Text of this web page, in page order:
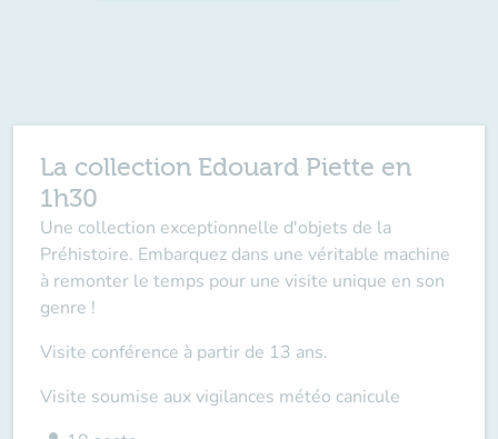
La collection Edouard Piette en
1h30
Une collection exceptionnelle d'objets de la
Préhistoire. Embarquez dans une véritable machine
à remonter le temps pour une visite unique en son
genre !
Visite conférence à partir de 13 ans.
Visite soumise aux vigilances météo canicule